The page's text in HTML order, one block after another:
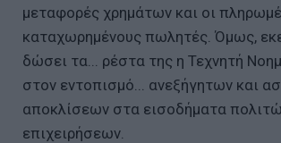
μεταφορές χρημάτων και οι
καταχωρημένους πωλητές. Όμως,
δώσει τα... ρέστα της η Τεχνητή
στον εντοπισμό... ανεξήγητων και
αποκλίσεων στα εισοδήματα
επιχειρήσεων.